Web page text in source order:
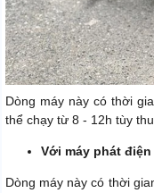
Dòng máy này có thời
thể chạy từ 8 - 12h tùy
Với máy phát điện
Dòng máy này có thời